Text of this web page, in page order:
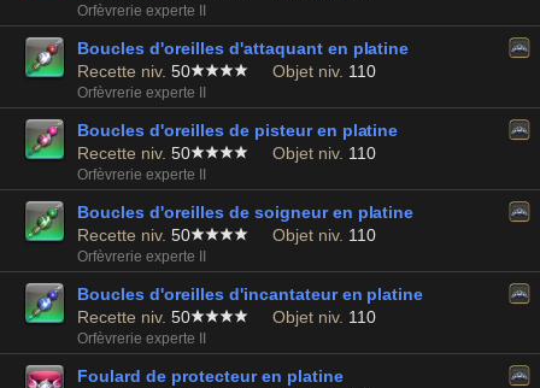
Orfèvrerie experte II
Boucles d'oreilles d'attaquant en platine
Recette niv. 50 Objet niv. 110
Orfèvrerie experte II
Boucles d'oreilles de pisteur en platine
Recette niv. 50 Objet niv. 110
Orfèvrerie experte II
Boucles d'oreilles de soigneur en platine
Recette niv. 50 Objet niv. 110
Orfèvrerie experte II
Boucles d'oreilles d'incantateur en platine
Recette niv. 50 Objet niv. 110
Orfèvrerie experte II
Foulard de protecteur en platine